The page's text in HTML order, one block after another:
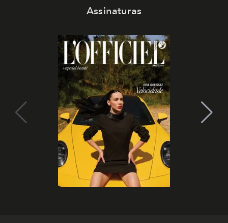
Assinaturas